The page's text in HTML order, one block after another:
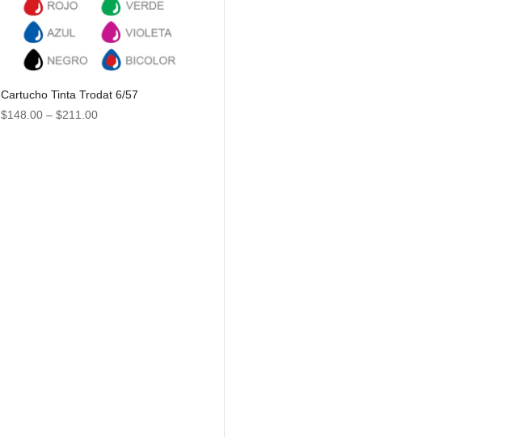
Cartucho Tinta Trodat 6/57
$148.00 –$211.00